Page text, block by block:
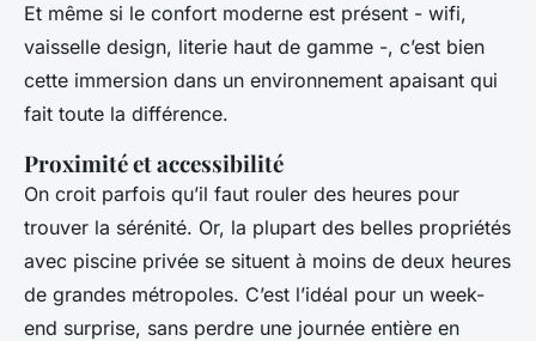
Et même si le confort moderne est présent - wifi,
vaisselle design, literie haut de gamme -, c’est bien
cette immersion dans un environnement apaisant qui
fait toute la différence.
Proximité et accessibilité
On croit parfois qu’il faut rouler des heures pour
trouver la sérénité. Or, la plupart des belles propriétés
avec piscine privée se situent à moins de deux heures
de grandes métropoles. C’est l’idéal pour un week-
end surprise, sans perdre une journée entière en